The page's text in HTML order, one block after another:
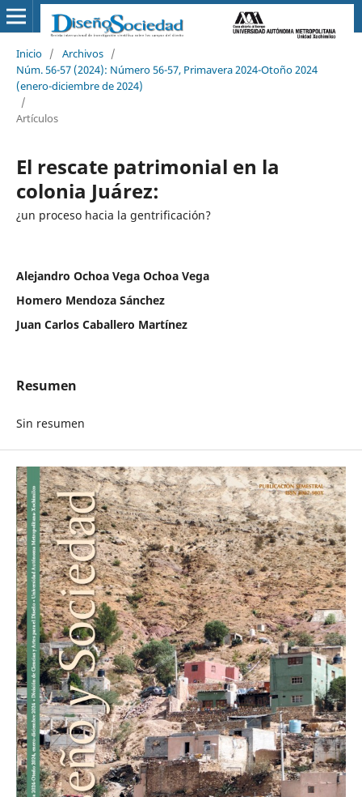
Inicio / Archivos /
Núm. 56-57 (2024): Número 56-57, Primavera 2024-Otoño 2024
(enero-diciembre de 2024)
/
Artículos
El rescate patrimonial en la
colonia Juárez:
¿un proceso hacia la gentrificación?
Alejandro Ochoa Vega Ochoa Vega
Homero Mendoza Sánchez
Juan Carlos Caballero Martínez
Resumen
Sin resumen